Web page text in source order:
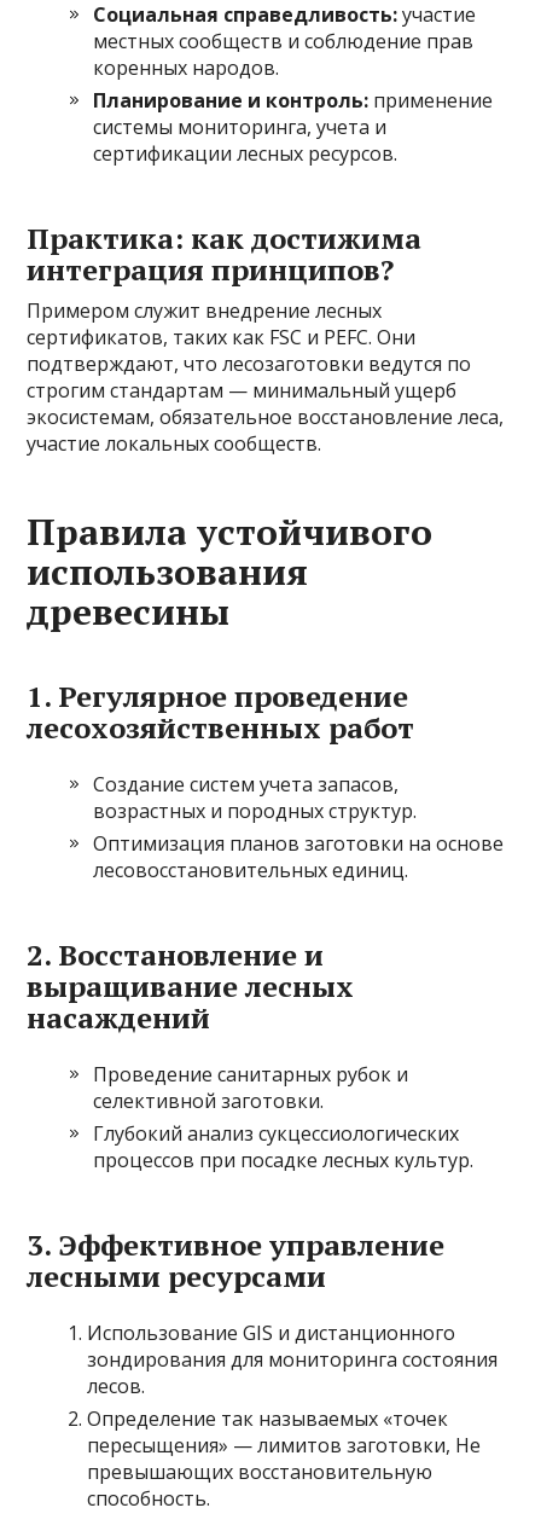
Социальная справедливость:участие
местных сообществ и соблюдение прав
коренных народов.
Планирование и контроль: применение
системы мониторинга, учета и
сертификации лесных ресурсов.
Практика: как достижима
интеграция принципов?
Примером служит внедрение лесных
сертификатов, таких как FSC и PEFC. Они
подтверждают, что лесозаготовки ведутся по
строгим стандартам — минимальный ущерб
экосистемам, обязательное восстановление леса,
участие локальных сообществ.
Правила устойчивого
использования
древесины
1. Регулярное проведение
лесохозяйственных работ
Создание систем учета запасов,
возрастных и породных структур.
Оптимизация планов заготовки на основе
лесовосстановительных единиц.
2. Восстановление и
выращивание лесных
насаждений
Проведение санитарных рубок и
селективной заготовки.
Глубокий анализ сукцессиологических
процессов при посадке лесных культур.
3. Эффективное управление
лесными ресурсами
Использование GIS и дистанционного
зондирования для мониторинга состояния
лесов.
Определение так называемых «точек
пересыщения» — лимитов заготовки, Не
превышающих восстановительную
способность.